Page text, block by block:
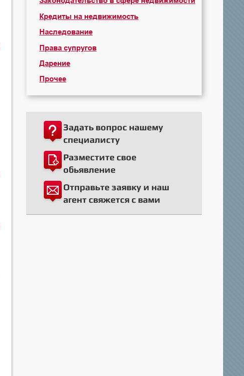
Кредиты на недвижимость
Наследование
Права супругов
Дарение
Прочее
Задать вопрос нашему
специалисту
Разместите свое
обьявление
Отправьте заявку и наш
агент свяжется с вами